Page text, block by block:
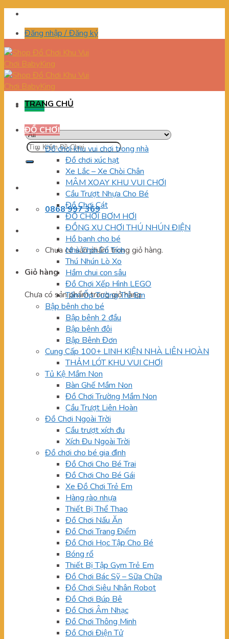
Skip
contentĐăng nhập / Đăng ký
Menu
Tìm
kiếm:
0868 997 369
Chưa có sản phẩm trong giỏ hàng.
Giỏ hàng
Chưa có sản phẩm trong giỏ hàng.
TRANG CHỦ
ĐỒ CHƠI
Đồ chơi khu vui chơi trong nhà
Đồ chơi xúc hạt
Xe Lắc – Xe Chòi Chân
MÂM XOAY KHU VUI CHƠI
Cầu Trượt Nhựa Cho Bé
Đồ Chơi Cát
ĐỒ CHƠI BƠM HƠI
ĐỒNG XU CHƠI THÚ NHÚN ĐIỆN
Hồ banh cho bé
Nhà Chòi Cổ Tích
Thú Nhún Lò Xo
Hầm chui con sâu
Đồ Chơi Xếp Hình LEGO
Tấm Ốp Tường Trẻ Em
Bập bênh cho bé
Bập bênh 2 đầu
Bập bênh đôi
Bập Bênh Đơn
Cung Cấp 100+ LINH KIỆN NHÀ LIÊN HOÀN
THẢM LÓT KHU VUI CHƠI
Tủ Kệ Mầm Non
Bàn Ghế Mầm Non
Đồ Chơi Trường Mầm Non
Cầu Trượt Liên Hoàn
Đồ Chơi Ngoài Trời
Cầu trượt xích đu
Xích Đu Ngoài Trời
Đồ chơi cho bé gia đình
Đồ Chơi Cho Bé Trai
Đồ Chơi Cho Bé Gái
Xe Đồ Chơi Trẻ Em
Hàng rào nhựa
Thiết Bị Thể Thao
Đồ Chơi Nấu Ăn
Đồ Chơi Trang Điểm
Đồ Chơi Học Tập Cho Bé
Bóng rổ
Thiết Bị Tập Gym Trẻ Em
Đồ Chơi Bác Sỹ – Sữa Chữa
Đồ Chơi Siêu Nhân Robot
Đồ Chơi Búp Bê
Đồ Chơi Âm Nhạc
Đồ Chơi Thông Minh
Đồ Chơi Điện Tử